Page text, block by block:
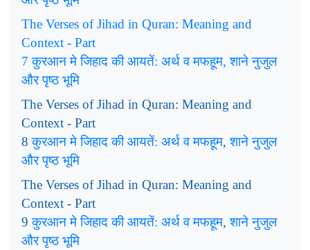
The Verses of Jihad in Quran: Meaning and
Context - Part
7कुरआनमेजिहादकीआयतें: अर्थवमफहूम,शानेनुजुल
औरपृष्ठभूमि
The Verses of Jihad in Quran: Meaning and
Context - Part
8कुरआनमेजिहादकीआयतें: अर्थवमफहूम,शानेनुजुल
औरपृष्ठभूमि
The Verses of Jihad in Quran: Meaning and
Context - Part
9कुरआनमेजिहादकीआयतें: अर्थवमफहूम,शानेनुजुल
औरपृष्ठभूमि